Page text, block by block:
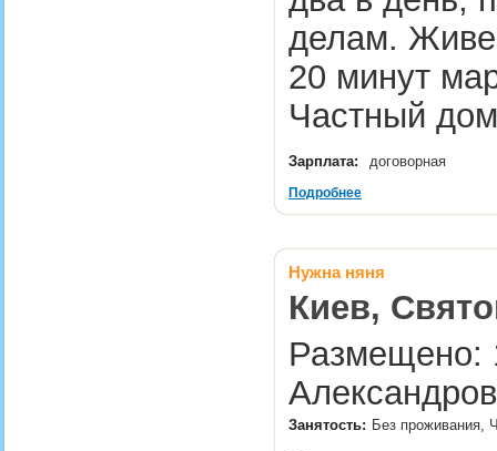
делам.
20 минут
Частный
Зарплата: договорная
Подробнее
Нужна няня
Киев,
Размещено:
Занятость: Без проживания,